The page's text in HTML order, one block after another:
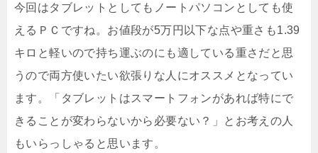
今回はタブレットとしてもノートパソコンとしても使
えるＰＣですね。お値段が5万円以下な点や重さも1.39
キロと軽いので持ち運ぶのにも適している重さだと思
うので両方使いたい欲張りな人にオススメとなってい
ます。「タブレットはスマートフォンがあれば特にで
きることが変わらないから必要ない？」とお考えの人
もいらっしゃると思います。